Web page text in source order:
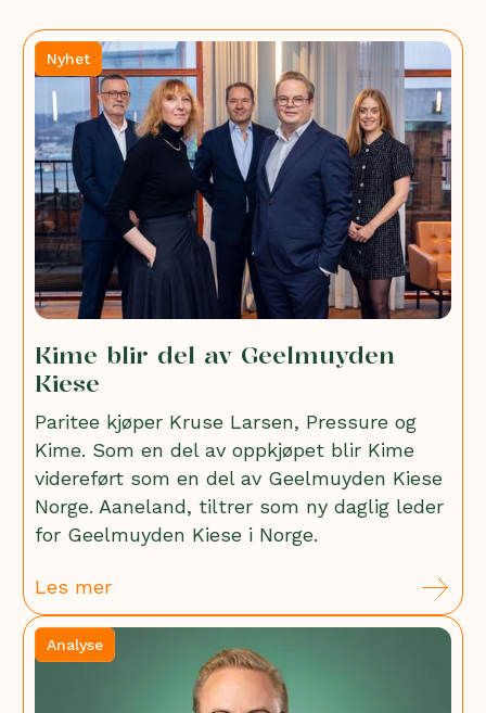
Nyhet
Kime blir del av Geelmuyden
Kiese
Paritee kjøper Kruse Larsen, Pressure og
Kime. Som en del av oppkjøpet blir Kime
videreført som en del av Geelmuyden Kiese
Norge. Aaneland, tiltrer som ny daglig leder
for Geelmuyden Kiese i Norge.
Les mer
Analyse